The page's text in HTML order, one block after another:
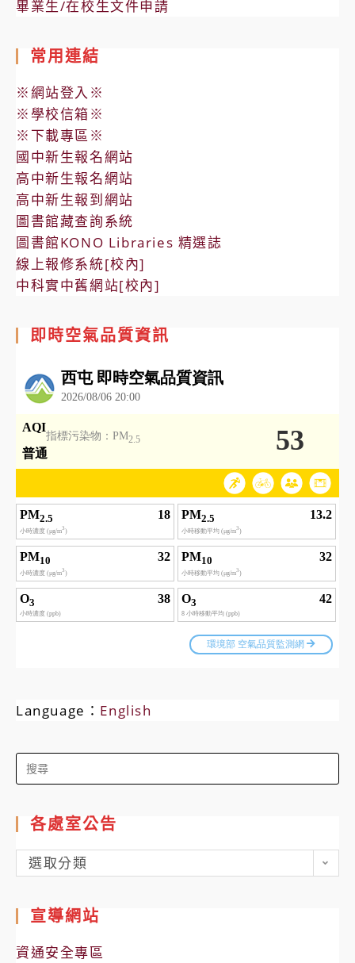
畢業生/在校生文件申請
常用連結
※網站登入※
※學校信箱※
※下載專區※
國中新生報名網站
高中新生報名網站
高中新生報到網站
圖書館藏查詢系統
圖書館KONO Libraries 精選誌
線上報修系統[校內]
中科實中舊網站[校內]
即時空氣品質資訊
Language： English
Search
for:
各處室公告
各
處
公
告
選取分類
宣導網站
資通安全專區